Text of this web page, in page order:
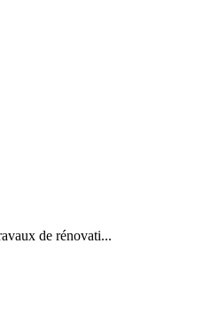
de rénovati...